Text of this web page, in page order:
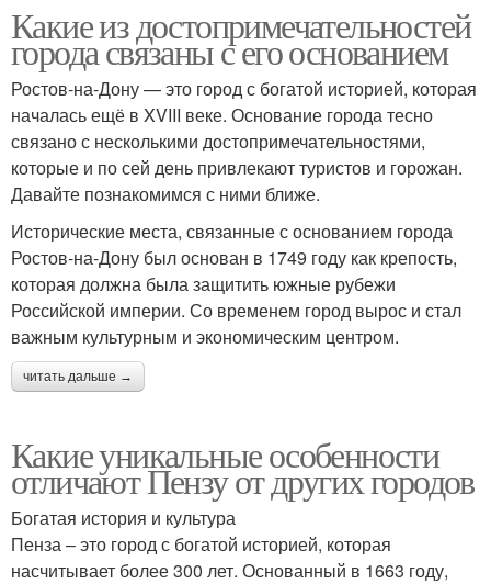
Какие из достопримечательностей
города связаны с его основанием
Ростов-на-Дону — это город с богатой историей, которая
началась ещё в XVIII веке. Основание города тесно
связано с несколькими достопримечательностями,
которые и по сей день привлекают туристов и горожан.
Давайте познакомимся с ними ближе.
Исторические места, связанные с основанием города
Ростов-на-Дону был основан в 1749 году как крепость,
которая должна была защитить южные рубежи
Российской империи. Со временем город вырос и стал
важным культурным и экономическим центром.
читать дальше →
Какие уникальные особенности
отличают Пензу от других городов
Богатая история и культура
Пенза – это город с богатой историей, которая
насчитывает более 300 лет. Основанный в 1663 году,